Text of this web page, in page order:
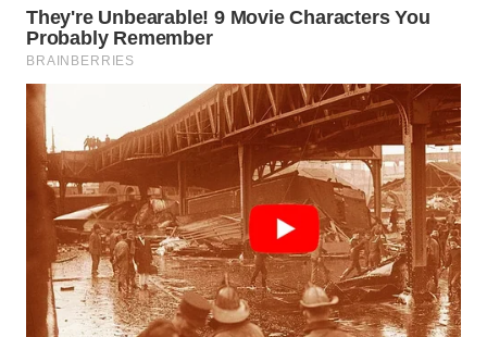
WN
SIMALUNGUN
WN
LABUHANBATU
WN
TAPANULI
TENGAH
WN DELI